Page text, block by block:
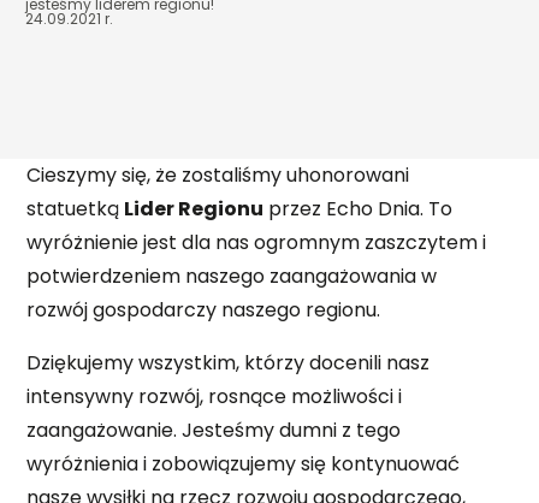
DOMY Z PODDASZEM
POZNAJ NAS
KAMERALNY TYDZIEŃ OTWARTY NA BUDOWIE
FAQ
REALIZACJE
DOMY
DACHY
KARIERA
SPECJALISTA/KA DS. SPRZEDAŻY DOMÓW
PREFABRYKOWANYCH
EKIPY BUDOWLANE DO MONTAŻU DOMÓW
PREFABRYKOWANYCH
EKIPY DO WYKONYWANIA PŁYT FUNDAMENTOWYCH
KONTAKT
jesteśmy liderem regionu!
24.09.2021 r.
Cieszymy się, że zostaliśmy uhonorowani
statuetką Lider Regionu przez Echo Dnia. To
wyróżnienie jest dla nas ogromnym zaszczytem i
potwierdzeniem naszego zaangażowania w
rozwój gospodarczy naszego regionu.
Dziękujemy wszystkim, którzy docenili nasz
intensywny rozwój, rosnące możliwości i
zaangażowanie. Jesteśmy dumni z tego
wyróżnienia i zobowiązujemy się kontynuować